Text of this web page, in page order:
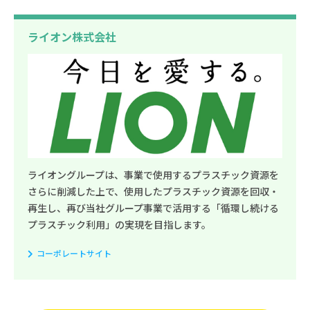
ライオン株式会社
ライオングループは、事業で使用するプラスチック資源を
さらに削減した上で、使用したプラスチック資源を回収・
再生し、再び当社グループ事業で活用する「循環し続ける
プラスチック利用」の実現を目指します。
コーポレートサイト